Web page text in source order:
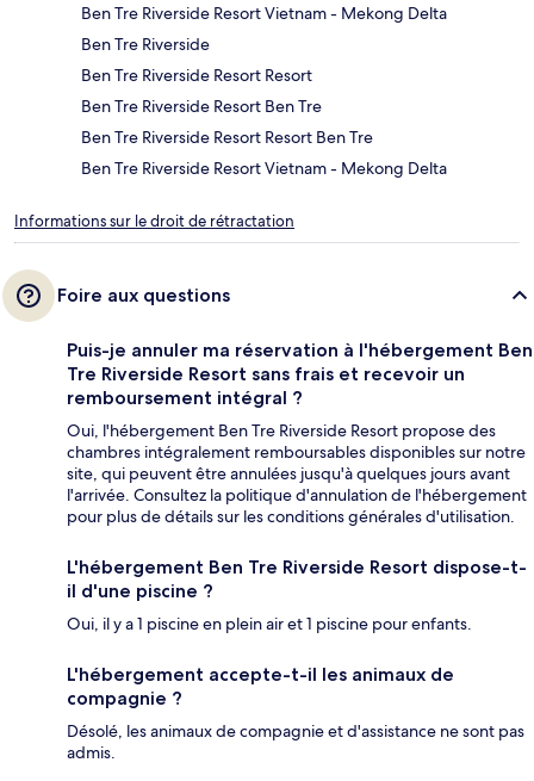
Ben Tre Riverside Resort Vietnam - Mekong Delta
Ben Tre Riverside
Ben Tre Riverside Resort Resort
Ben Tre Riverside Resort Ben Tre
Ben Tre Riverside Resort Resort Ben Tre
Ben Tre Riverside Resort Vietnam - Mekong Delta
Informations sur le droit de rétractation
Foire aux questions
Puis-je annuler ma réservation à l'hébergement Ben
Tre Riverside Resort sans frais et recevoir un
remboursement intégral ?
Oui, l'hébergement Ben Tre Riverside Resort propose des
chambres intégralement remboursables disponibles sur notre
site, qui peuvent être annulées jusqu'à quelques jours avant
l'arrivée. Consultez la politique d'annulation de l'hébergement
pour plus de détails sur les conditions générales d'utilisation.
L'hébergement Ben Tre Riverside Resort dispose-t-
il d'une piscine ?
Oui, il y a 1 piscine en plein air et 1 piscine pour enfants.
L'hébergement accepte-t-il les animaux de
compagnie ?
Désolé, les animaux de compagnie et d'assistance ne sont pas
admis.